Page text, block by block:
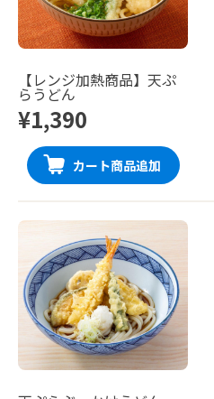
【レンジ加熱商品】天ぷ
らうどん
¥1,390
カート商品追加